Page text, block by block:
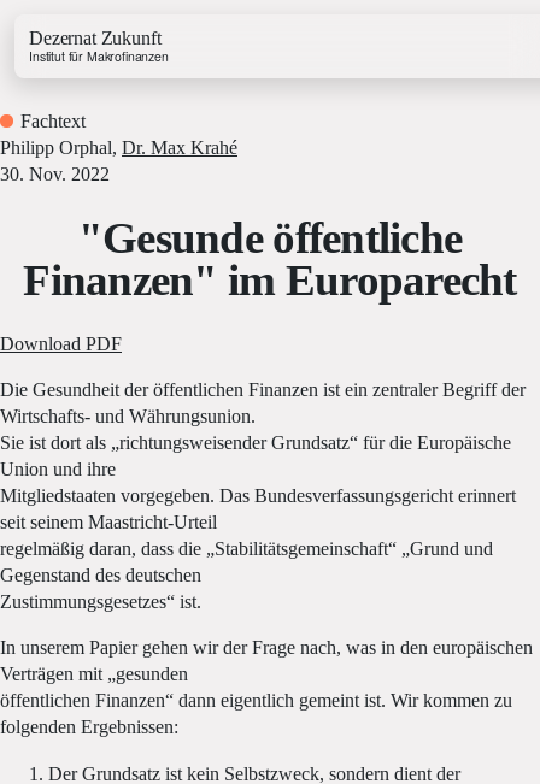
Dezernat Zukunft
Institut für Makrofinanzen
Growth & Budget Lab
Energy Lab
Haushaltstracker
Investitionstracker
Fachtext
Philipp Orphal, Dr. Max Krahé
30. Nov. 2022
"Gesunde öffentliche
Finanzen" im Europarecht
Download PDF
Die Gesundheit der öffentlichen Finanzen ist ein zentraler Begriff der
Wirtschafts- und Währungsunion.
Sie ist dort als „richtungsweisender Grundsatz“ für die Europäische
Union und ihre
Mitgliedstaaten vorgegeben. Das Bundesverfassungsgericht erinnert
seit seinem Maastricht-Urteil
regelmäßig daran, dass die „Stabilitätsgemeinschaft“ „Grund und
Gegenstand des deutschen
Zustimmungsgesetzes“ ist.
In unserem Papier gehen wir der Frage nach, was in den europäischen
Verträgen mit „gesunden
öffentlichen Finanzen“ dann eigentlich gemeint ist. Wir kommen zu
folgenden Ergebnissen:
Der Grundsatz ist kein Selbstzweck, sondern dient der